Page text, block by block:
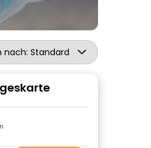
nach: Standard